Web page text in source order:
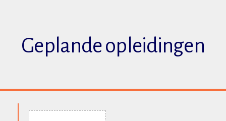
Geplande opleidingen